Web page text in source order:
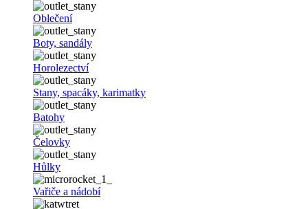
Oblečení
Boty, sandály
Horolezectví
Stany, spacáky, karimatky
Batohy
Čelovky
Hůlky
Vařiče a nádobí